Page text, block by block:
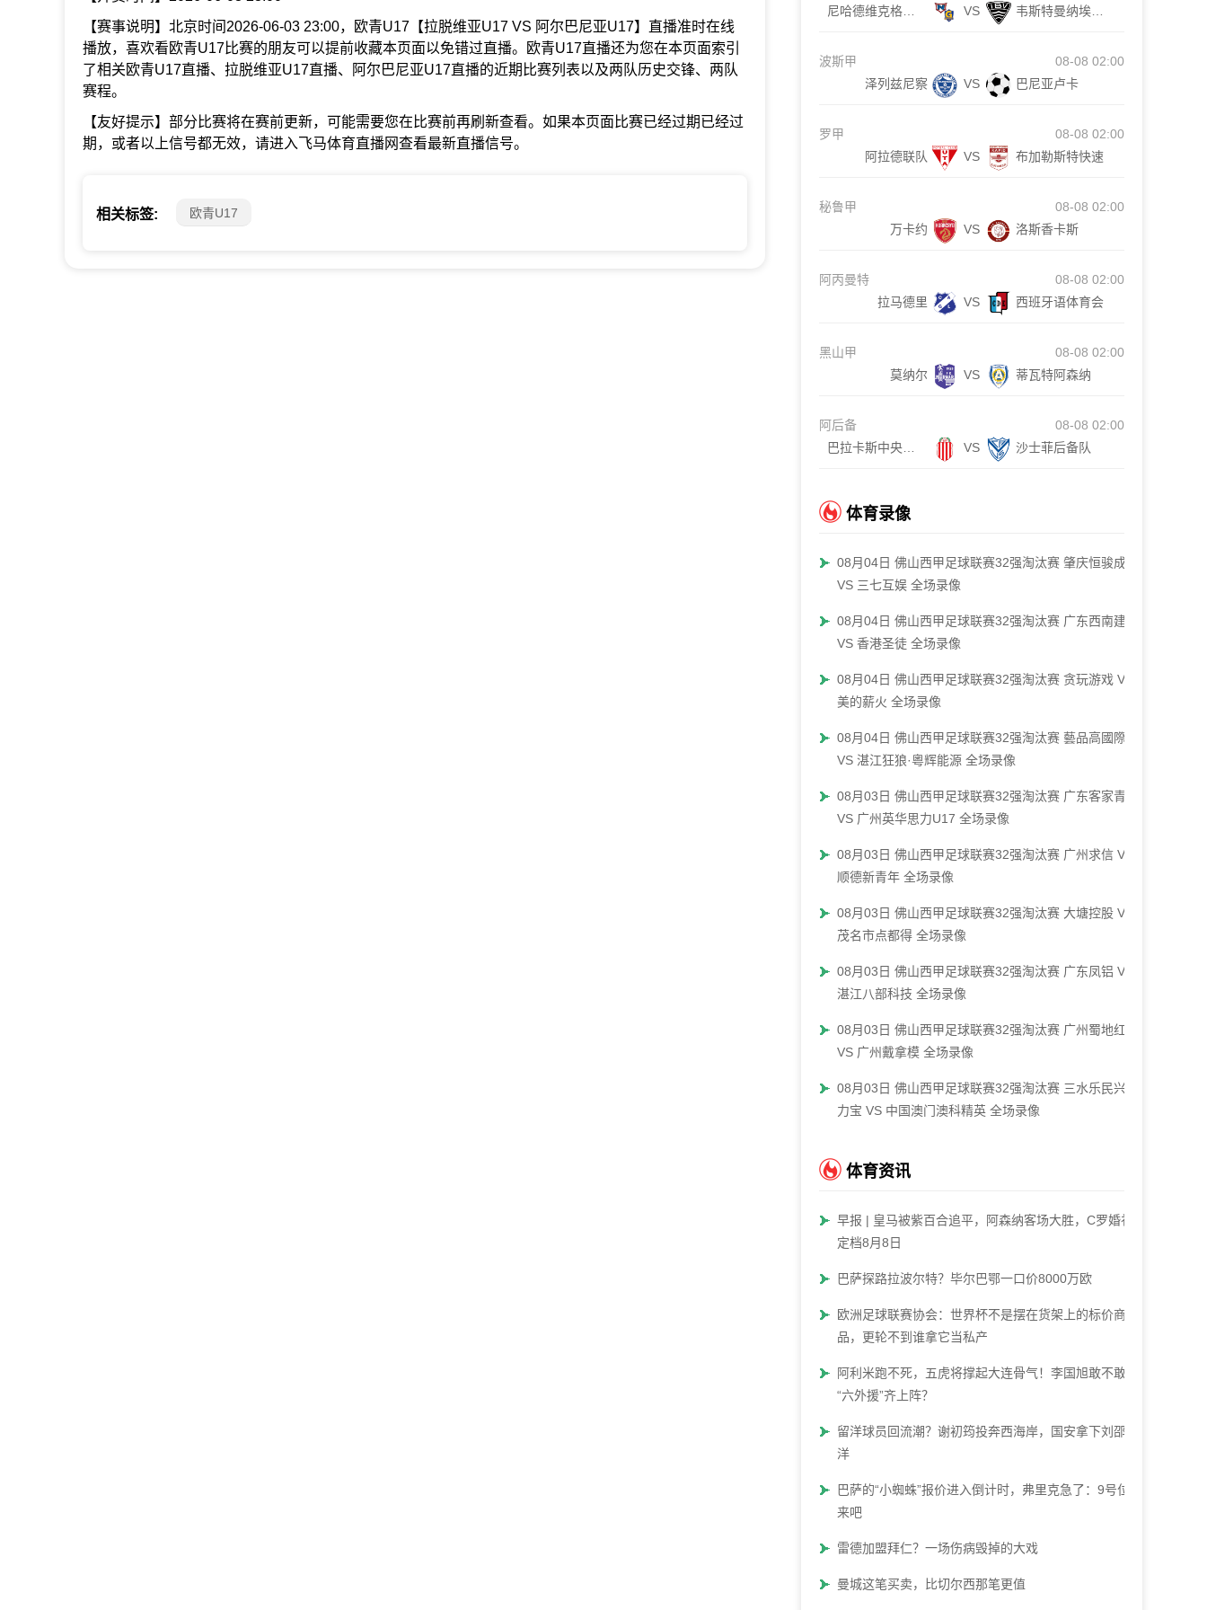
【赛事说明】北京时间2026-06-03 23:00，欧青U17【拉脱维亚U17 VS 阿尔巴尼亚U17】直播准时在线
播放，喜欢看欧青U17比赛的朋友可以提前收藏本页面以免错过直播。欧青U17直播还为您在本页面索引
了相关欧青U17直播、拉脱维亚U17直播、阿尔巴尼亚U17直播的近期比赛列表以及两队历史交锋、两队
赛程。
【友好提示】部分比赛将在赛前更新，可能需要您在比赛前再刷新查看。如果本页面比赛已经过期已经过
期，或者以上信号都无效，请进入飞马体育直播网查看最新直播信号。
相关标签: 欧青U17
VS
波斯甲
08-08 02:00
泽列兹尼察
VS 巴尼亚卢卡
罗甲
08-08 02:00
阿拉德联队
VS 布加勒斯特快速
秘鲁甲
08-08 02:00
万卡约
VS 洛斯香卡斯
阿丙曼特
08-08 02:00
拉马德里
VS 西班牙语体育会
黑山甲
08-08 02:00
莫纳尔
VS 蒂瓦特阿森纳
阿后备
08-08 02:00
VS 沙士菲后备队
体育录像
08月04日 佛山西甲足球联赛32强淘汰赛 肇庆恒骏成
VS 三七互娱 全场录像
08月04日 佛山西甲足球联赛32强淘汰赛 广东西南建设
VS 香港圣徒 全场录像
08月04日 佛山西甲足球联赛32强淘汰赛 贪玩游戏 VS
美的薪火 全场录像
08月04日 佛山西甲足球联赛32强淘汰赛 藝品高國際
VS 湛江狂狼·粵辉能源 全场录像
08月03日 佛山西甲足球联赛32强淘汰赛 广东客家青年
VS 广州英华思力U17 全场录像
08月03日 佛山西甲足球联赛32强淘汰赛 广州求信 VS
顺德新青年 全场录像
08月03日 佛山西甲足球联赛32强淘汰赛 大塘控股 VS
茂名市点都得 全场录像
08月03日 佛山西甲足球联赛32强淘汰赛 广东凤铝 VS
湛江八部科技 全场录像
08月03日 佛山西甲足球联赛32强淘汰赛 广州蜀地红
VS 广州戴拿模 全场录像
08月03日 佛山西甲足球联赛32强淘汰赛 三水乐民兴健
力宝 VS 中国澳门澳科精英 全场录像
体育资讯
早报 | 皇马被紫百合追平，阿森纳客场大胜，C罗婚礼
定档8月8日
巴萨探路拉波尔特？毕尔巴鄂一口价8000万欧
欧洲足球联赛协会：世界杯不是摆在货架上的标价商
品，更轮不到谁拿它当私产
阿利米跑不死，五虎将撑起大连骨气！李国旭敢不敢让
“六外援”齐上阵？
留洋球员回流潮？谢初筠投奔西海岸，国安拿下刘邵子
洋
巴萨的“小蜘蛛”报价进入倒计时，弗里克急了：9号位快
来吧
雷德加盟拜仁？一场伤病毁掉的大戏
曼城这笔买卖，比切尔西那笔更值